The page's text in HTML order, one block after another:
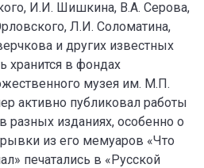
И.И. Шишкина, В.А. Серова,
Л.И. Соломатина,
и других известных
хранится в фондах
музея им. М.П.
активно публиковал работы
изданиях, особенно о
из его мемуаров «Что
печатались в «Русской